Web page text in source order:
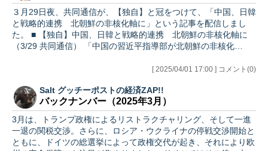
３月29日夜、共同通信が、【独自】と冠をつけて、「中国、日韓
と戦略的連携 北朝鮮の非核化軸に」という記事を配信しまし
た。 ■ 【独自】中国、日韓と戦略的連携 北朝鮮の非核化軸に
（3/29 共同通信） 「中国の習近平指導部が北朝鮮の非核化…
[ 2025/04/01 17:00 ] コメント(0)
Salt グッチーポストの経済ZAP!!
バックナンバー（2025年3月）
3月は、トランプ政権によるリストラクチャリング、そして一進
一退の関税交渉。さらに、ロシア・ウクライナの停戦交渉開始と
ともに、ドイツの総選挙によって政権交代が起き、それにより欧